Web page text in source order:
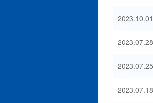
2023.10.01
2023.07.28
2023.07.25
2023.07.18